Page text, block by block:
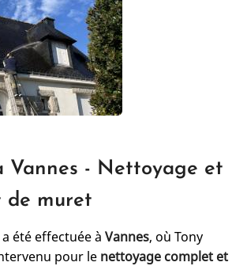
Vannes - Nettoyage et
de muret
été effectuée à Vannes, où Tony
pour le nettoyage complet et